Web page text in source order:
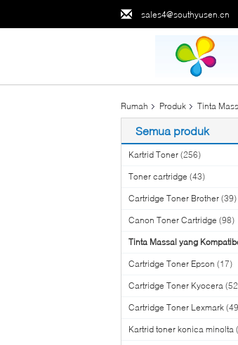
sales4@southyusen.cn
Rumah Produk Tinta
Semua produk
Kartrid Toner (256)
Toner cartridge (43)
Cartridge Toner Brother (39)
Canon Toner Cartridge (98)
Tinta Massal yang
Cartridge Toner Epson (17)
Cartridge Toner Kyocera
Cartridge Toner Lexmark
Kartrid toner konica minolta